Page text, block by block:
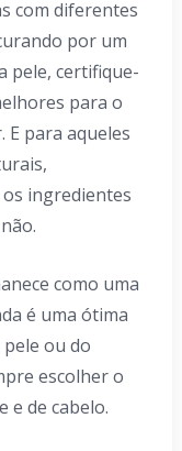
com diferentes
por um
pele, certifique-
para o
E para aqueles
ingredientes
como uma
é uma ótima
ou do
escolher o
e de cabelo.